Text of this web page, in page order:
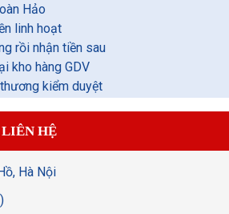
Hảo
linh hoạt
rồi nhận tiền sau
kho hàng GDV
kiểm duyệt
HỆ
Hà Nội